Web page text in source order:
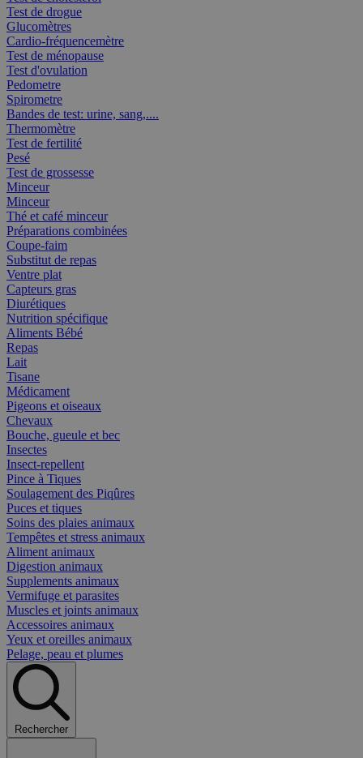
Test de drogue
Glucomètres
Cardio-fréquencemètre
Test de ménopause
Test d'ovulation
Pedometre
Spirometre
Bandes de test: urine, sang,....
Thermomètre
Test de fertilité
Pesé
Test de grossesse
Minceur
Minceur
Thé et café minceur
Préparations combinées
Coupe-faim
Substitut de repas
Ventre plat
Capteurs gras
Diurétiques
Nutrition spécifique
Aliments Bébé
Repas
Lait
Tisane
Médicament
Pigeons et oiseaux
Chevaux
Bouche, gueule et bec
Insectes
Insect-repellent
Pince à Tiques
Soulagement des Piqûres
Puces et tiques
Soins des plaies animaux
Tempêtes et stress animaux
Aliment animaux
Digestion animaux
Supplements animaux
Vermifuge et parasites
Muscles et joints animaux
Accessoires animaux
Yeux et oreilles animaux
Pelage, peau et plumes
Rechercher